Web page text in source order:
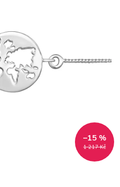
1 217 Kč
–15 %